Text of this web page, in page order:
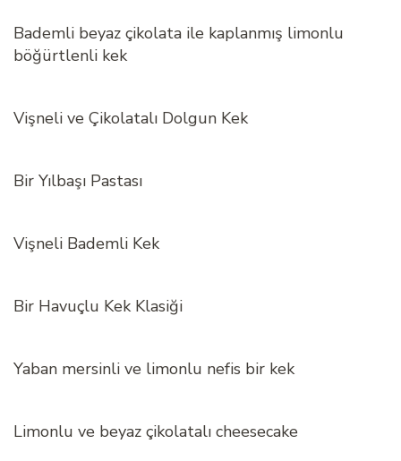
Bademli beyaz çikolata ile kaplanmış limonlu
böğürtlenli kek
Vişneli ve Çikolatalı Dolgun Kek
Bir Yılbaşı Pastası
Vişneli Bademli Kek
Bir Havuçlu Kek Klasiği
Yaban mersinli ve limonlu nefis bir kek
Limonlu ve beyaz çikolatalı cheesecake